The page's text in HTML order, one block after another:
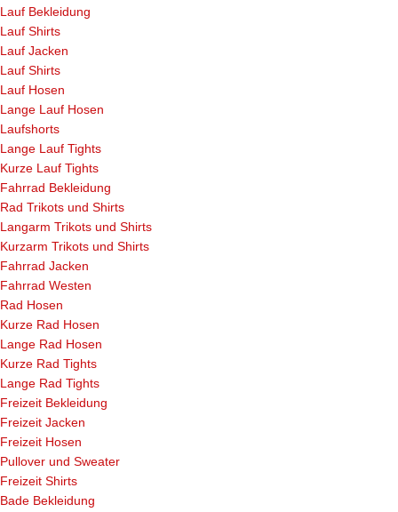
Lauf Bekleidung
Lauf Shirts
Lauf Jacken
Lauf Shirts
Lauf Hosen
Lange Lauf Hosen
Laufshorts
Lange Lauf Tights
Kurze Lauf Tights
Fahrrad Bekleidung
Rad Trikots und Shirts
Langarm Trikots und Shirts
Kurzarm Trikots und Shirts
Fahrrad Jacken
Fahrrad Westen
Rad Hosen
Kurze Rad Hosen
Lange Rad Hosen
Kurze Rad Tights
Lange Rad Tights
Freizeit Bekleidung
Freizeit Jacken
Freizeit Hosen
Pullover und Sweater
Freizeit Shirts
Bade Bekleidung